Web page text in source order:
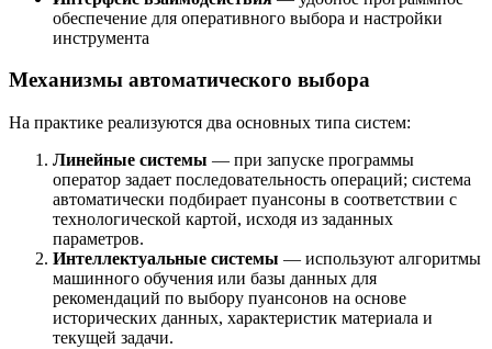
обеспечение для оперативного выбора и настройки
инструмента
Механизмы автоматического выбора
На практике реализуются два основных типа систем:
Линейные системы — при запуске программы
оператор задает последовательность операций; система
автоматически подбирает пуансоны в соответствии с
технологической картой, исходя из заданных
параметров.
Интеллектуальные системы — используют алгоритмы
машинного обучения или базы данных для
рекомендаций по выбору пуансонов на основе
исторических данных, характеристик материала и
текущей задачи.